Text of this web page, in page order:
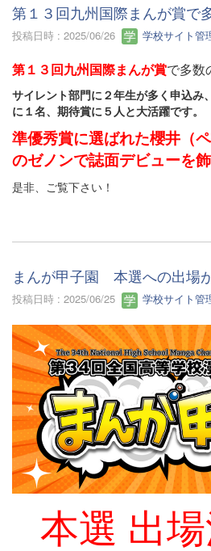
第１３回九州国際まんが賞で
投稿日時 : 2025/06/26 学校サイト管
第１３回九州国際まんが賞で多数
サイレント部門に２年生が多く申込み
に１名、期待賞に５人と大活躍です。
準優秀賞に選ばれた櫻井（
のゼノンで誌面デビューを
是非、ご覧下さい！
まんが甲子園 本選への出場
投稿日時 : 2025/06/25 学校サイト管
本選 出場